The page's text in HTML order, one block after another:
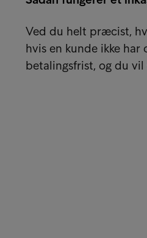
Ved du helt præcist,
hvis en kunde ikke har
betalingsfrist, og du vil